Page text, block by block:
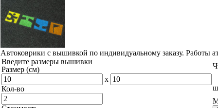
Автоковрики с вышивкой по индивидуальному заказу. Работы
Введите размеры вышивки
Размер (см)
x
Кол-во